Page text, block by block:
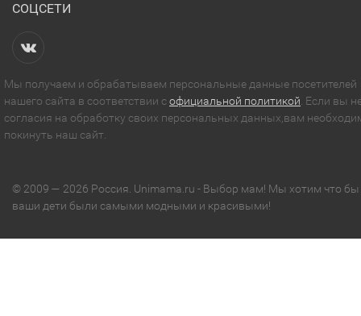
СОЦСЕТИ
Мы получаем и обрабатываем персональные данные посетителей
нашего сайта в соответствии софициальной политикой. Если вы
согласия на обработку своих персональных данных,вам
покинуть наш сайт.
© 2009 — 2026 Россия. Unimama.ru - Выбор мам! Мы хотим что бы
ваши дети были самыми модными и красивыми!